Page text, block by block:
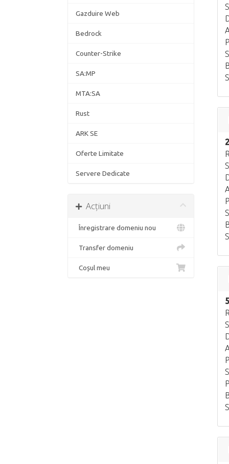
Gazduire Web
Bedrock
Counter-Strike
SA:MP
MTA:SA
Rust
ARK SE
Oferte Limitate
Servere Dedicate
Acțiuni
Înregistrare domeniu nou
Transfer domeniu
Coșul meu